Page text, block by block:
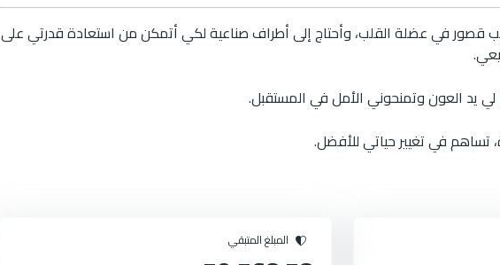
قصور في عضلة القلب، وأحتاج إلى أطراف صناعية لكي أتمكن من استعادة قدرتي على
لي يد العون وتمنحوني الأمل في المستقبل.
في تغيير حياتي للأفضل.
المبلغ المتبقي